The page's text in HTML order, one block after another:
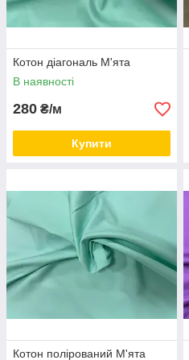
Котон діагональ М'ята
В наявності
280 ₴/м
Купити
Котон полірований М'ята